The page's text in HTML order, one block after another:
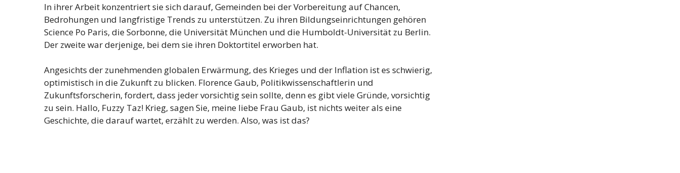
In ihrer Arbeit konzentriert sie sich darauf, Gemeinden bei der Vorbereitung auf Chancen,
Bedrohungen und langfristige Trends zu unterstützen. Zu ihren Bildungseinrichtungen gehören
Science Po Paris, die Sorbonne, die Universität München und die Humboldt-Universität zu Berlin.
Der zweite war derjenige, bei dem sie ihren Doktortitel erworben hat.
Angesichts der zunehmenden globalen Erwärmung, des Krieges und der Inflation ist es schwierig,
optimistisch in die Zukunft zu blicken. Florence Gaub, Politikwissenschaftlerin und
Zukunftsforscherin, fordert, dass jeder vorsichtig sein sollte, denn es gibt viele Gründe, vorsichtig
zu sein. Hallo, Fuzzy Taz! Krieg, sagen Sie, meine liebe Frau Gaub, ist nichts weiter als eine
Geschichte, die darauf wartet, erzählt zu werden. Also, was ist das?